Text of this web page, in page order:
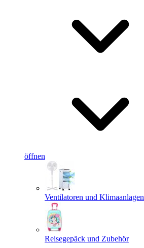
öffnen
Ventilatoren und Klimaanlagen
Reisegepäck und Zubehör